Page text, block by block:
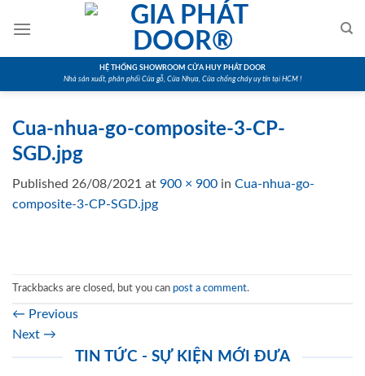
HỆ THỐNG SHOWROOM CỬA HUY PHÁT DOOR
Nhà sản xuất, phân phối Cửa gỗ, Cửa Nhựa, Cửa chống cháy uy tín tại HCM !
Cua-nhua-go-composite-3-CP-
SGD.jpg
Published 26/08/2021 at 900 × 900 in Cua-nhua-go-
composite-3-CP-SGD.jpg
Trackbacks are closed, but you can post a comment.
← Previous
Next →
TIN TỨC - SỰ KIỆN MỚI ĐƯA